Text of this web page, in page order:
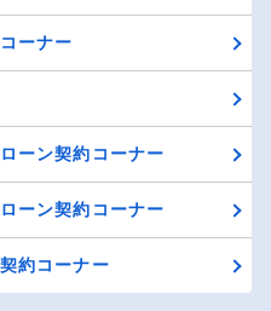
ーナー
ーン契約コーナー
ーン契約コーナー
約コーナー